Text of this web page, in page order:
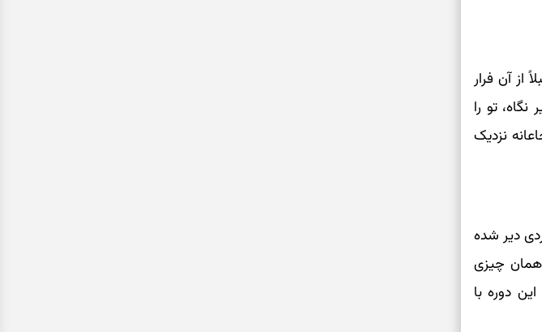
از آن فرار
تو را
نزدیک
دیر شده
همان چیزی
دوره با